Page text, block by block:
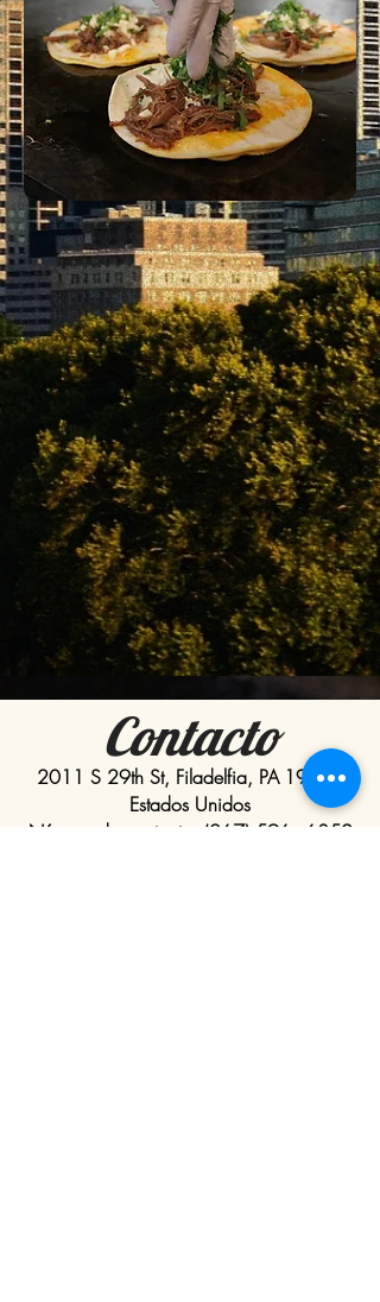
Contacto
2011 S 29th St, Filadelfia, PA 19145
Estados Unidos
Número de contacto: (267) 596 - 6352